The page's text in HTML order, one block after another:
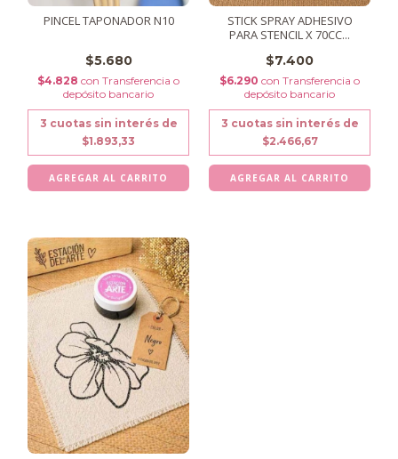
PINCEL TAPONADOR N10
$5.680
$4.828 con Transferencia o
depósito bancario
3 cuotas sin interés de
$1.893,33
STICK SPRAY ADHESIVO
PARA STENCIL X 70CC...
$7.400
$6.290 con Transferencia o
depósito bancario
3 cuotas sin interés de
$2.466,67